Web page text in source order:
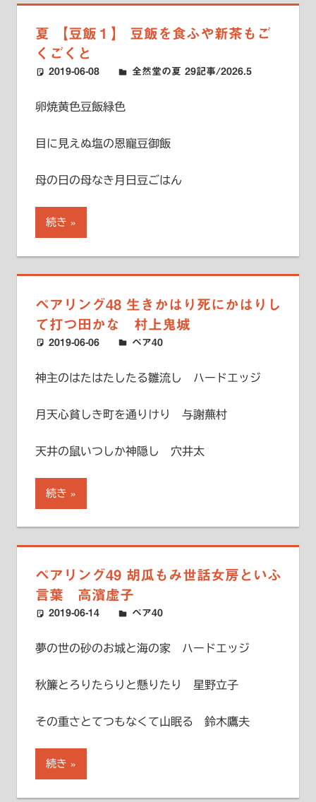
夏 【豆飯１】 豆飯を食ふや新茶もご
くごくと
2019-06-08 ハードエッジ
全然堂の夏 29記事/2026.5
卵焼黄色豆飯緑色
目に見えぬ塩の恩寵豆御飯
母の日の母なき月日豆ごはん
続き
ペアリング48 生きかはり死にかはりし
て打つ田かな 村上鬼城
2019-06-06 ハードエッジ
ペア40
神主のはたはたしたる雛流し ハードエッジ
月天心貧しき町を通りけり 与謝蕪村
天井の鼠いつしか神隠し 穴井太
続き
ペアリング49 胡瓜もみ世話女房といふ
言葉 高濱虚子
2019-06-14 ハードエッジ
ペア40
夢の世の砂のお城と海の家 ハードエッジ
秋簾とろりたらりと懸りたり 星野立子
その重さとてつもなくて山眠る 鈴木鷹夫
続き